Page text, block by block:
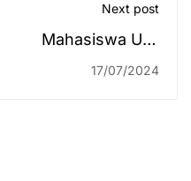
Next post
Mahasiswa UIN
Antasari
17/07/2024